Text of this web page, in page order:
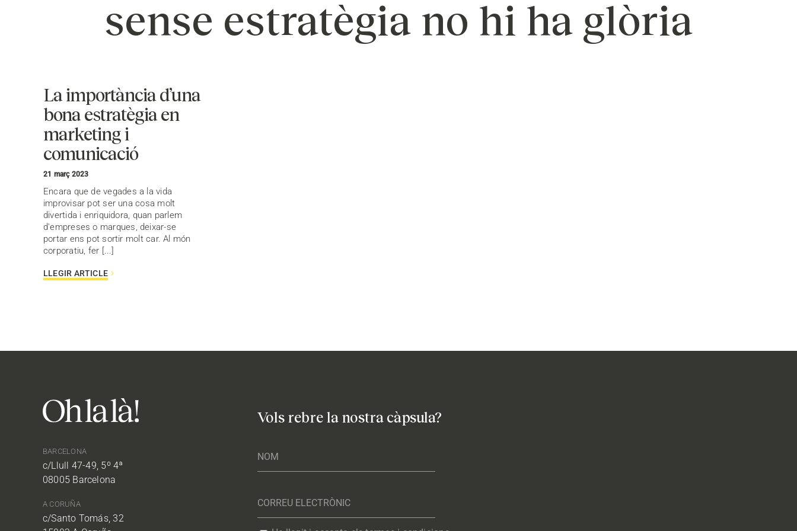
sense estratègia no hi ha glòria
La importància d’una
bona estratègia en
marketing i
comunicació
21 març 2023
Encara que de vegades a la vida
improvisar pot ser una cosa molt
divertida i enriquidora, quan parlem
d'empreses o marques, deixar-se
portar ens pot sortir molt car. Al món
corporatiu, fer [...]
LLEGIR ARTICLE
BARCELONA
c/Llull 47-49, 5º 4ª
08005 Barcelona
A CORUÑA
c/Santo Tomás, 32
Vols rebre la nostra càpsula?